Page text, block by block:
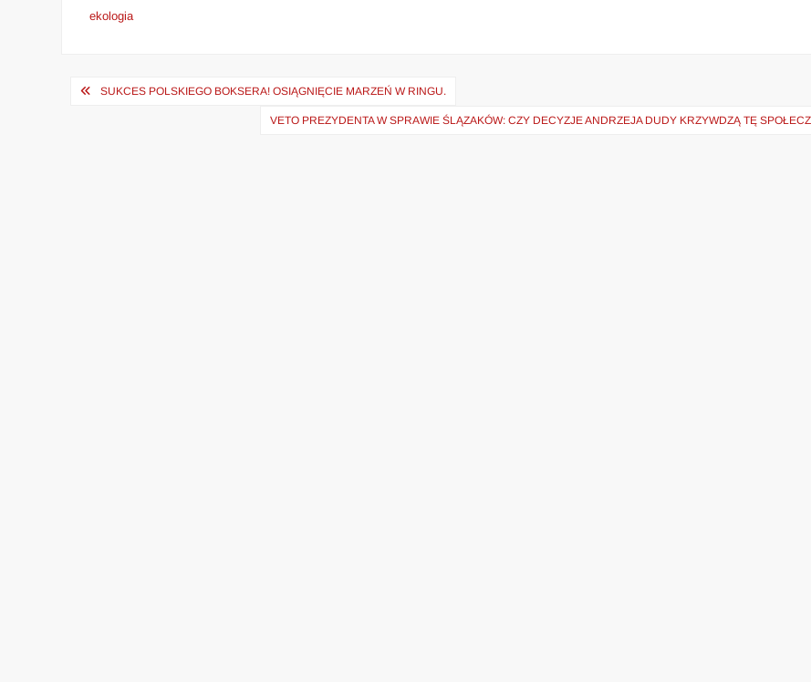
ekologia
Nawigacja
SUKCES POLSKIEGO BOKSERA! OSIĄGNIĘCIE MARZEŃ W RINGU.
VETO PREZYDENTA W SPRAWIE ŚLĄZAKÓW: CZY DECYZJE ANDRZEJA DUDY KRZYWDZĄ TĘ